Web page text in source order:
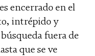
encerrado en el
intrépido y
fuera de
que se ve